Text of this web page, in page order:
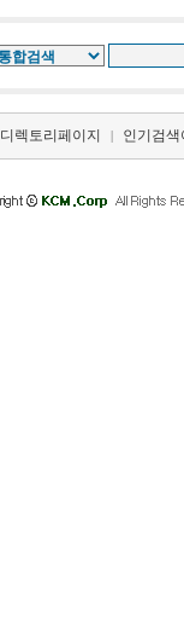
디렉토리페이지 | 인기검색